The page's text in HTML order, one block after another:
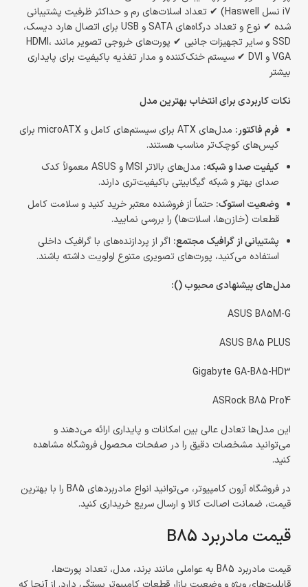
i7 نسل Haswell) ✔ تعداد اسلات‌های رم و حداکثر ظرفیت پشتیبانی
شده ✔ نوع و تعداد درگاه‌های SATA و USB برای اتصال هارد دیسک،
SSD و سایر تجهیزات جانبی ✔ پورت‌های خروجی تصویر مانند HDMI،
VGA و DVI ✔ سیستم خنک‌کننده و مدار تغذیه باکیفیت برای پایداری
بیشتر
نکات کاربردی برای انتخاب بهترین مدل
فرم فاکتور:
مدل‌های ATX برای سیستم‌های کامل و microATX برای
کیس‌های کوچک‌تر مناسب هستند.
کیفیت صدا و شبکه:
مدل‌های بالاتر MSI و ASUS معمولاً کدک
صدای بهتر و شبکه گیگابیتی باکیفیت‌تری دارند.
وضعیت استوک: حتماً از فروشنده معتبر خرید کنید و سلامت کامل
قطعات (خازن‌ها، اسلات‌ها) را بررسی نمایید.
پشتیبانی از گرافیک مجتمع: اگر از پردازنده‌های با گرافیک داخلی
استفاده می‌کنید، پورت‌های تصویری متنوع اولویت داشته باشند.
مدل‌های پیشنهادی محبوب ():
ASUS B85M-G
ASUS B85 PLUS
Gigabyte GA-B85-HD3
ASRock B85 Pro4
این مدل‌ها تعادل عالی بین امکانات و پایداری ارائه می‌دهند و
می‌توانید مشخصات دقیق را در صفحات محصول فروشگاه مشاهده
کنید.
در فروشگاه آرون کامپیوتر، می‌توانید انواع مادربردهای B85 را با بهترین
قیمت، ضمانت اصالت کالا و ارسال سریع خریداری کنید.
قیمت مادربرد B85
قیمت مادربرد B85 به عواملی مانند برند، مدل، تعداد پورت‌ها،